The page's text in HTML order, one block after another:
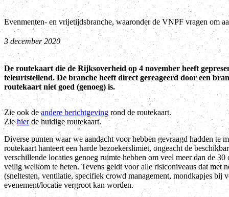
Evenmenten- en vrijetijdsbranche, waaronder de VNPF vragen om
3 december 2020
De routekaart die de Rijksoverheid op 4 november heeft
teleurtstellend. De branche heeft direct gereageerd door een
routekaart niet goed (genoeg) is.
Zie ook deandere berichtgeving rond de routekaart.
Ziehierde huidige routekaart.
Diverse punten waar we aandacht voor hebben gevraagd hadden te
routekaart hanteert een harde bezoekerslimiet, ongeacht de
verschillende locaties genoeg ruimte hebben om veel meer dan de
veilig welkom te heten. Tevens geldt voor alle risiconiveaus dat met
(sneltesten, ventilatie, specifiek crowd management, mondkapjes bij
evenement/locatie vergroot kan worden.